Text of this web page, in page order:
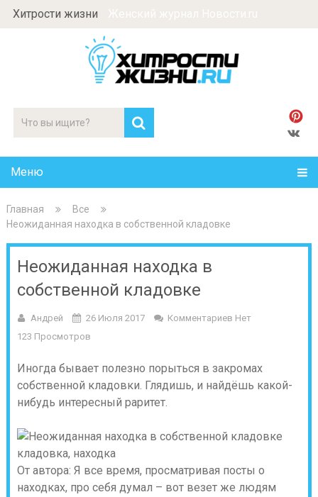
Хитрости жизни
Меню
Главная
Все
Неожиданная находка в собственной кладовке
Неожиданная находка в
собственной кладовке
Андрей 26 Июля 2017
Комментариев Нет
123 Просмотров
Иногда бывает полезно порыться в закромах
собственной кладовки. Глядишь, и найдёшь какой-
нибудь интересный раритет.
От автора: Я все время, просматривая посты о
находках, про себя думал – вот везет же людям